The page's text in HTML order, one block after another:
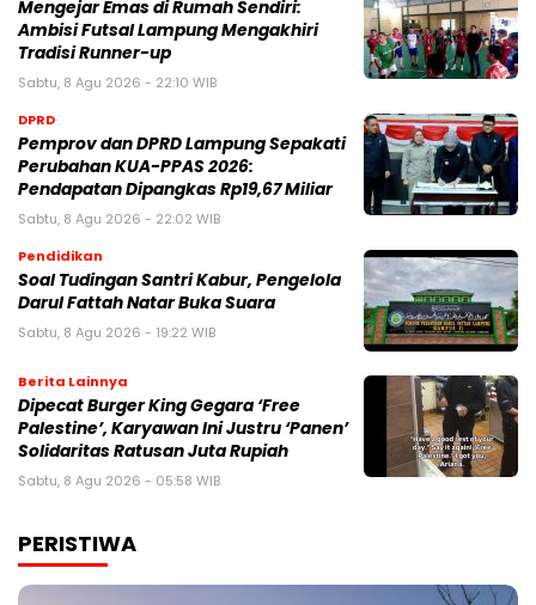
Mengejar Emas di Rumah Sendiri:
Ambisi Futsal Lampung Mengakhiri
Tradisi Runner-up
Sabtu, 8 Agu 2026 - 22:10 WIB
DPRD
Pemprov dan DPRD Lampung Sepakati
Perubahan KUA-PPAS 2026:
Pendapatan Dipangkas Rp19,67 Miliar
Sabtu, 8 Agu 2026 - 22:02 WIB
Pendidikan
Soal Tudingan Santri Kabur, Pengelola
Darul Fattah Natar Buka Suara
Sabtu, 8 Agu 2026 - 19:22 WIB
Berita Lainnya
Dipecat Burger King Gegara ‘Free
Palestine’, Karyawan Ini Justru ‘Panen’
Solidaritas Ratusan Juta Rupiah
Sabtu, 8 Agu 2026 - 05:58 WIB
PERISTIWA